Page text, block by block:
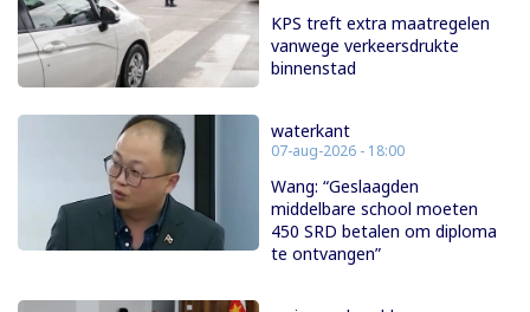
KPS treft extra maatregelen
vanwege verkeersdrukte
binnenstad
waterkant
07-aug-2026 - 18:00
Wang: “Geslaagden
middelbare school moeten
450 SRD betalen om diploma
te ontvangen”